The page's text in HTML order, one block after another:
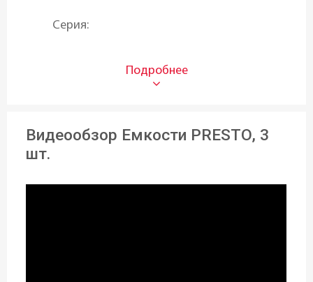
Серия:
Материал:
Видеообзор Емкости PRESTO, 3
шт.